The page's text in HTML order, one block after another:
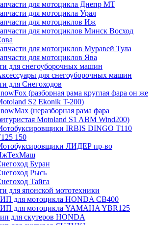
для мотоцикла Днепр МТ
для мотоцикла Урал
для мотоциклов Иж
для мотоциклов Минск Восход
для мотоциклов Муравей Тула
для мотоциклов Ява
для снегоуборочных машин
для снегоуборочных машин
для Снегоходов
(разборная рама круглая фара он же
S2 Ekonik T-200)
(неразборная рама фара
Motoland S1 ABM Wind200)
IRBIS DINGO Т110
150
ЛИДЕР пр-во
Буран
Рысь
Тайга
для японской мототехники
для мотоцикла HONDA CB400
для мотоцикла YAMAHA YBR125
для скутеров HONDA